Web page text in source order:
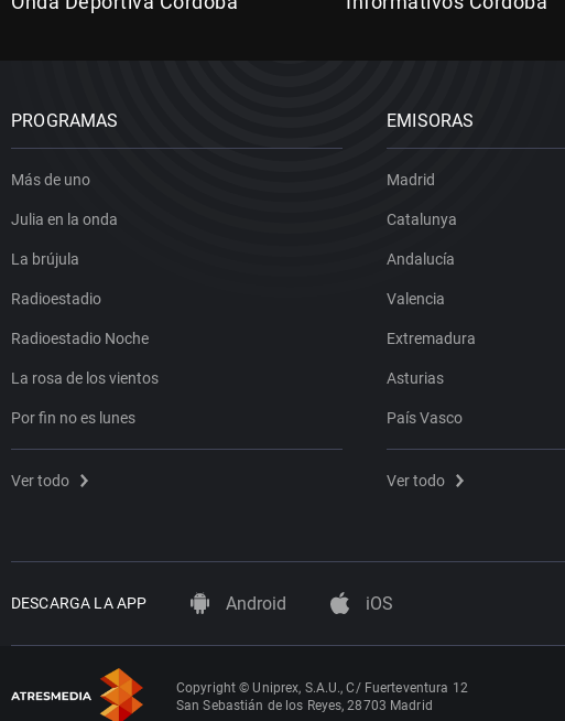
PROGRAMAS
Más de uno
Julia en la onda
La brújula
Radioestadio
Radioestadio Noche
La rosa de los vientos
Por fin no es lunes
Ver todo
EMISORAS
Madrid
Catalunya
Andalucía
Valencia
Extremadura
Asturias
País Vasco
Ver todo
DESCARGA LA APP Android iOS
Copyright © Uniprex, S.A.U., C/ Fuerteventura 12
San Sebastián de los Reyes, 28703 Madrid